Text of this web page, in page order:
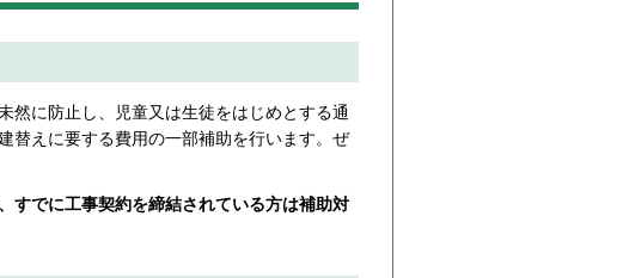
然に防止し、児童又は生徒をはじめとする通
替えに要する費用の一部補助を行います。ぜ
すでに工事契約を締結されている方は補助対